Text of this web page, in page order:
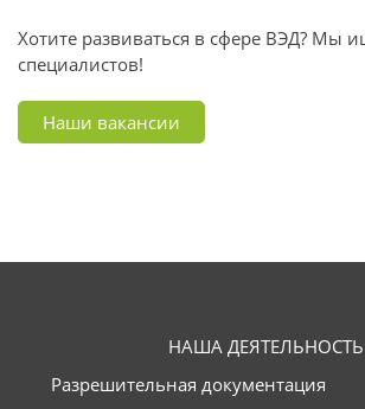
Хотите развиваться в сфере ВЭД? Мы
специалистов!
Наши вакансии
НАША ДЕЯТЕЛЬНОСТЬ
Разрешительная документация